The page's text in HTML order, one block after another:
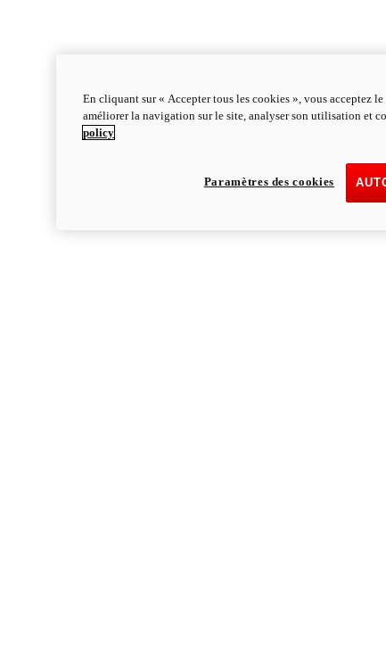
En cliquant sur « Accepter tous les cookies », vous acceptez
améliorer la navigation sur le site, analyser son utilisation et
policy
Paramètres des cookies